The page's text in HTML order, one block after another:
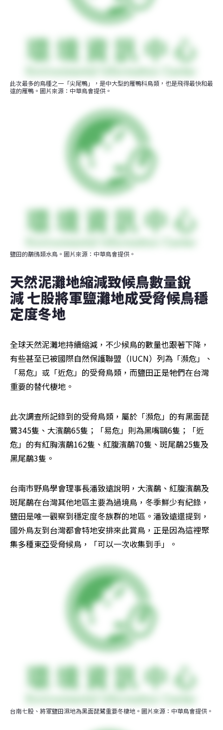
此次最多的鳥種之一「尖尾鴨」，是中大型的雁鴨科鳥類，也是飛得最快和最
遠的雁鴨。圖片來源：中華鳥會提供。
鹽田的鷸鴴類水鳥。圖片來源：中華鳥會提供。
天然泥灘地縮減致候鳥數量銳
減 七股將軍鹽灘地成受脅候鳥穩
定度冬地
全球天然泥灘地持續縮減，不少候鳥的數量也跟著下降，
有些甚至已被國際自然保護聯盟（IUCN）列為「瀕危」、
「易危」或「近危」的受脅鳥類，而鹽田正是牠們在台灣
重要的替代棲地。
此次調查所記錄到的受脅鳥類，屬於「瀕危」的有黑面琵
鷺345隻、大濱鷸65隻；「易危」則為黑嘴鷗6隻；「近
危」的有紅胸濱鷸162隻、紅腹濱鷸70隻、斑尾鷸25隻及
黑尾鷸3隻。
台南市野鳥學會理事長潘致遠說明，大濱鷸、紅腹濱鷸及
斑尾鷸在台灣其他地區主要為過境鳥，冬季鮮少有紀錄，
鹽田是唯一觀察到穩定度冬族群的地區。潘致遠還提到，
國外鳥友到台灣都會特地安排來此賞鳥，正是因為這裡聚
集多種東亞受脅候鳥，「可以一次收集到手」。
台南七股、將軍鹽田濕地為黑面琵鷺重要冬棲地。圖片來源：中華鳥會提供。